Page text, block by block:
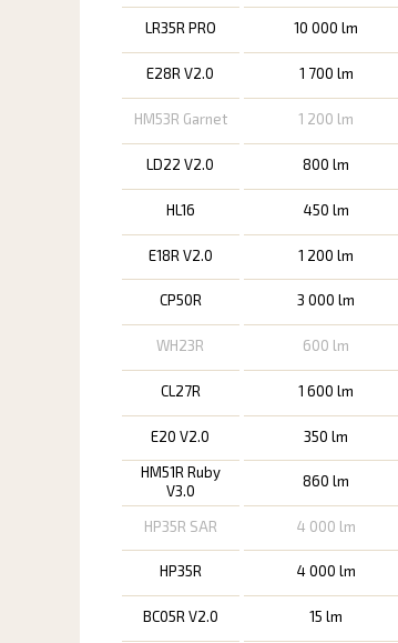
LR35R PRO
10 000 lm
E28R V2.0
1 700 lm
HM53R Garnet
1 200 lm
LD22 V2.0
800 lm
HL16
450 lm
E18R V2.0
1 200 lm
CP50R 3 000 lm
WH23R
600 lm
CL27R
1 600 lm
E20 V2.0
350 lm
HM51R Ruby
V3.0
860 lm
HP35R SAR
4 000 lm
HP35R 4 000 lm
BC05R V2.0
15 lm